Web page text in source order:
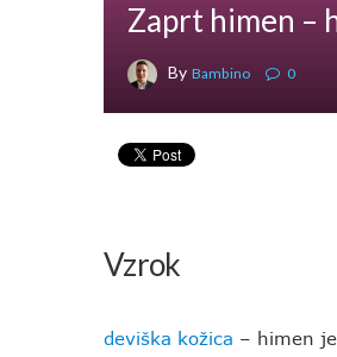
Zaprt himen –
By Bambino 0
Vzrok
deviška kožica – himen